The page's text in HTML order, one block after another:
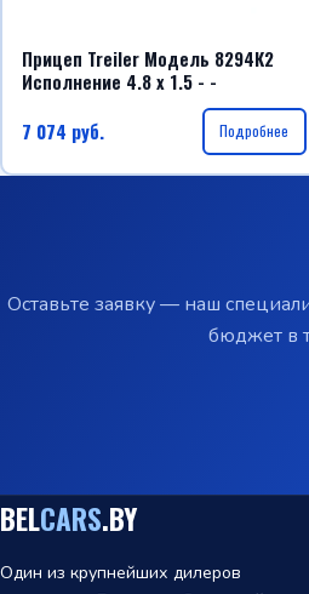
Прицеп Treiler Модель 8294К2
Исполнение 4.8 x 1.5 - -
7 074 руб. Подробнее
Оставьте заявку — наш
бюджет в
BELCARS.BY
Один из крупнейших дилеров